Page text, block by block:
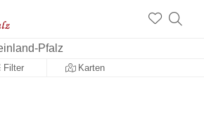
Pfalz
Filter Karten
Unterkünfte in Rheinland-Pfalz